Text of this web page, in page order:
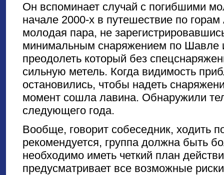
Он вспоминает случай с погибшими
начале 2000-х в путешествие по
молодая пара, не
минимальным снаряжением по Шавле
преодолеть который без
сильную метель. Когда видимость
остановились, чтобы надеть
момент сошла лавина. Обнаружили
следующего года.
Вообще, говорит собеседник, ходить
рекомендуется, группа должна быть
необходимо иметь четкий план
предусматривает все возможные